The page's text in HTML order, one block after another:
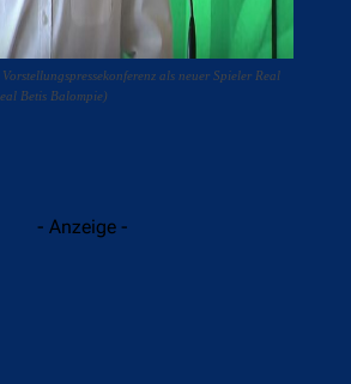
als neuer Spieler Real
Betis Balompie)
- Anzeige -